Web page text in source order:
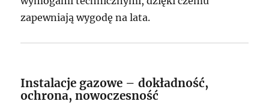
zapewniają wygodę na lata.
Instalacje gazowe – dokładność,
ochrona, nowoczesność